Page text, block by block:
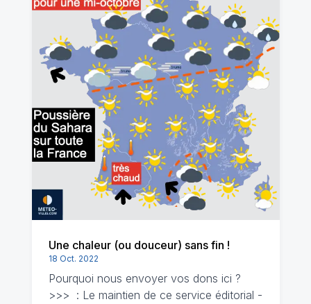
Une chaleur (ou douceur) sans fin !
18 Oct. 2022
Pourquoi nous envoyer vos dons ici ?
>>> : Le maintien de ce service éditorial -